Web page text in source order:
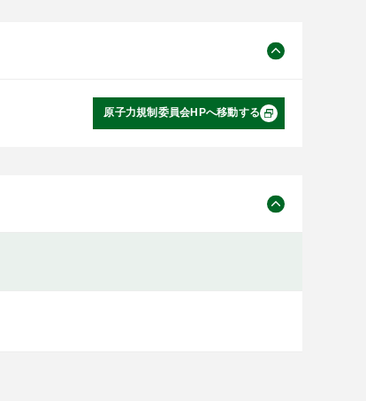
原子力規制委員会HPへ移動する